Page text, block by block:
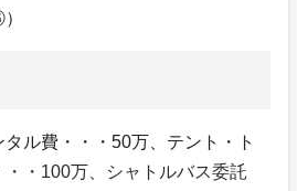
ル費・・・50万、テント・ト
・100万、シャトルバス委託